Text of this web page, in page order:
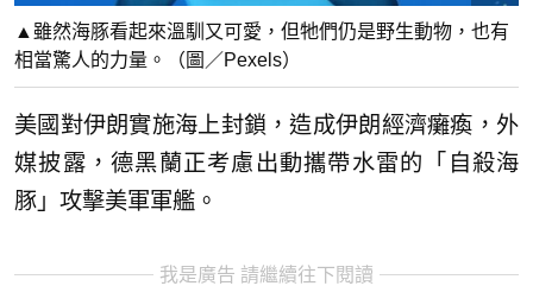
▲雖然海豚看起來溫馴又可愛，但牠們仍是野生動物，也有
相當驚人的力量。（圖／Pexels）
美國對伊朗實施海上封鎖，造成伊朗經濟癱瘓，外
媒披露，德黑蘭正考慮出動攜帶水雷的「自殺海
豚」攻擊美軍軍艦。
我是廣告 請繼續往下閱讀